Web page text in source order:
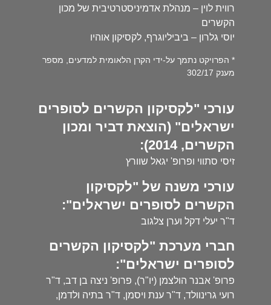
רווית לוין – מנהלת אדמיניסטרטיבית של מכון
הקשרים
יוסי גלרון – ביביליוגרף, לקסיקון אוהיו
* הפרויקט נתמך על-ידי הקרן הלאומית למדעים, מספר
מענק 302/17
עורכי "לקסיקון הקשרים לסופרים
ישראלים" (הוצאת דביר ומכון
הקשרים, 2014):
זיסי סתווי ופרופ' יגאל שוורץ
עורכי משנה של "לקסיקון
הקשרים לסופרים ישראלים":
ד"ר יעלי דקל וערן צלגוב
חברי מערכת "לקסיקון הקשרים
לסופרים ישראלים":
פרופ' אבנר הולצמן (יו"ר), פרופ' ניצה בן דב, ד"ר
רועי גרינוולד, ד"ר ענת ויסמן, ד"ר בתיה ולדמן,